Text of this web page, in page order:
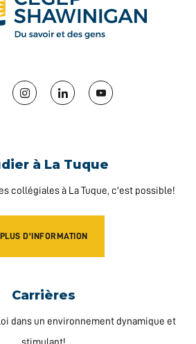
Instagram LinkedIn YouTube
à La Tuque
collégiales à La Tuque, c'est possible!
PLUS D'INFORMATION
Carrières
dans un environnement dynamique et